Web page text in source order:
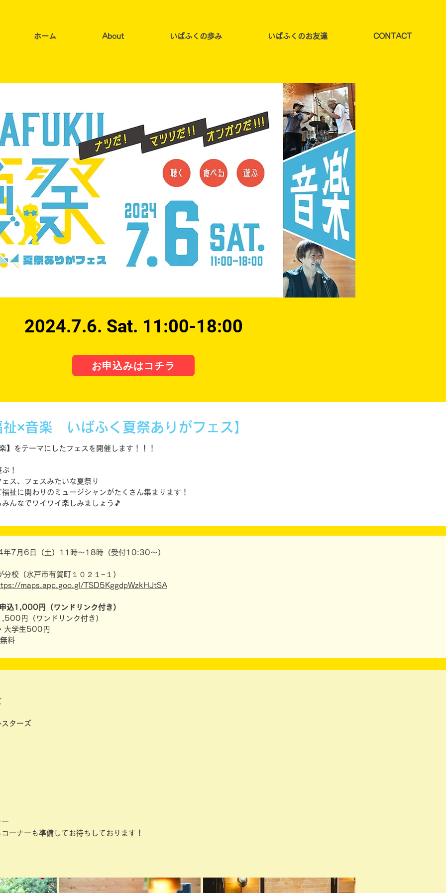
ホーム About いばふくの歩み いばふくのお友達 CONTACT
2024.7.6. Sat. 11:00-18:00
お申込みはコチラ
祉×音楽 いばふく夏祭ありがフェス】
】をテーマにしたフェスを開催します！！！
！
ス、フェスみたいな夏祭り
祉に関わりのミュージシャンがたくさん集まります！
んなでワイワイ楽しみましょう🎵
7月6日（土）11時〜18時（受付10:30～）
校（水戸市有賀町１０２１−１）
maps.app.goo.gl/TSD5KggdpWzkHJtSA
込1,000円（ワンドリンク付き）
ワンドリンク付き）
生500円
料
ターズ
ーナーも準備してお待ちしております！